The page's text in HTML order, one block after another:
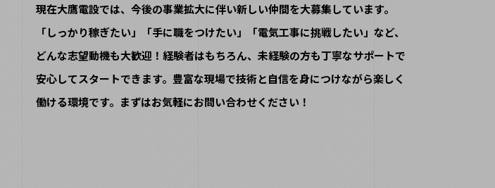
現在大鷹電設では、今後の事業拡大に伴い新しい仲間を大募集しています。
「しっかり稼ぎたい」「手に職をつけたい」「電気工事に挑戦したい」など、
どんな志望動機も大歓迎！経験者はもちろん、未経験の方も丁寧なサポートで
安心してスタートできます。豊富な現場で技術と自信を身につけながら楽しく
働ける環境です。まずはお気軽にお問い合わせください！